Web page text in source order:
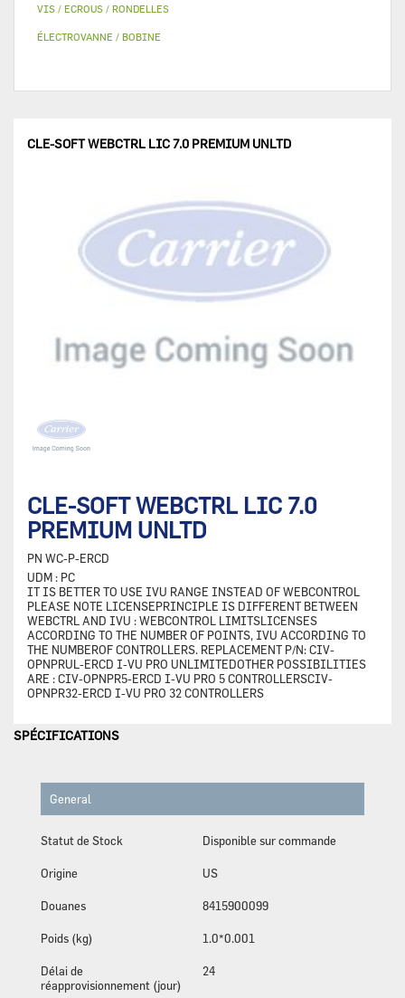
VIS / ECROUS / RONDELLES
ÉLECTROVANNE / BOBINE
CLE-SOFT WEBCTRL LIC 7.0 PREMIUM UNLTD
CLE-SOFT WEBCTRL LIC 7.0
PREMIUM UNLTD
PN WC-P-ERCD
UDM : PC
IT IS BETTER TO USE IVU RANGE INSTEAD OF WEBCONTROL
PLEASE NOTE LICENSEPRINCIPLE IS DIFFERENT BETWEEN
WEBCTRL AND IVU : WEBCONTROL LIMITSLICENSES
ACCORDING TO THE NUMBER OF POINTS, IVU ACCORDING TO
THE NUMBEROF CONTROLLERS. REPLACEMENT P/N: CIV-
OPNPRUL-ERCD I-VU PRO UNLIMITEDOTHER POSSIBILITIES
ARE : CIV-OPNPR5-ERCD I-VU PRO 5 CONTROLLERSCIV-
OPNPR32-ERCD I-VU PRO 32 CONTROLLERS
SPÉCIFICATIONS
General
Statut de Stock Disponible sur commande
Origine US
Douanes 8415900099
Poids (kg) 1.0*0.001
Délai de
réapprovisionnement (jour)
24